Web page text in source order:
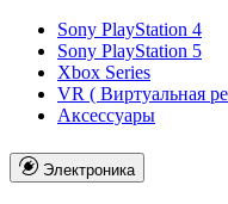
Sony PlayStation 4
Sony PlayStation 5
Xbox Series
VR ( Виртуальная
Аксессуары
Электроника